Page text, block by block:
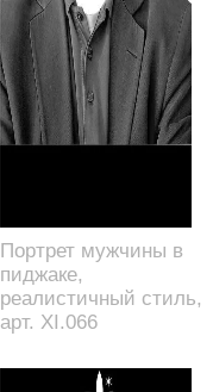
Портрет мужчины в
пиджаке,
реалистичный стиль,
арт. XI.066